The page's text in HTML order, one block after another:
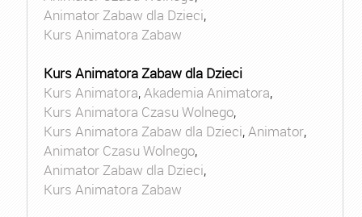
Animator Zabaw dla Dzieci,
Kurs Animatora Zabaw
Kurs Animatora Zabaw dla Dzieci
Kurs Animatora,Akademia Animatora,
Kurs Animatora Czasu Wolnego,
Kurs Animatora Zabaw dla Dzieci,Animator,
Animator Czasu Wolnego,
Animator Zabaw dla Dzieci,
Kurs Animatora Zabaw